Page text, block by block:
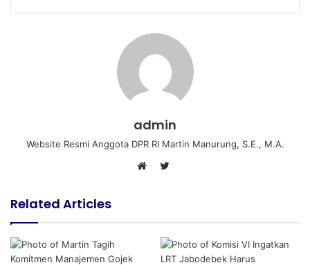
admin
Website Resmi Anggota DPR RI Martin Manurung, S.E., M.A.
s
t
e
r
Related Articles